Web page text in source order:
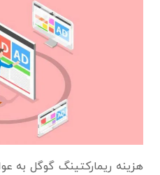
هزینه ریمارکتینگ گوگل به